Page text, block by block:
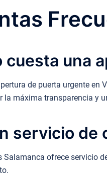
cuesta una
de puerta urgente
la máxima transparencia y
servicio de
Salamanca ofrece servicio